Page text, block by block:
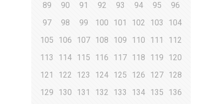
89
90 91 92 93 94 95
96
97
98 99 100 101 102 103
104
105
106 107 108 109 110 111
112
113
114 115 116 117 118 119
120
121
122 123 124 125 126 127 128
129
130 131 132 133 134 135
136